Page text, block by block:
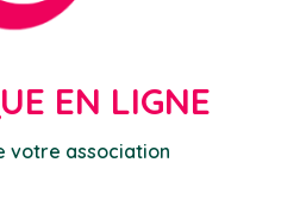
EN LIGNE
votre association